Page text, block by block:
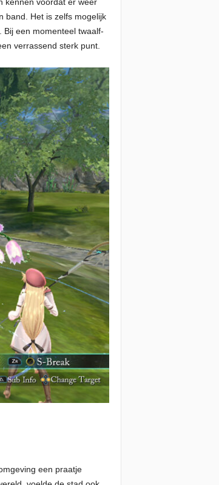
kennen voordat er weer
band. Het is zelfs mogelijk
een momenteel twaalf-
verrassend sterk punt.
een praatje